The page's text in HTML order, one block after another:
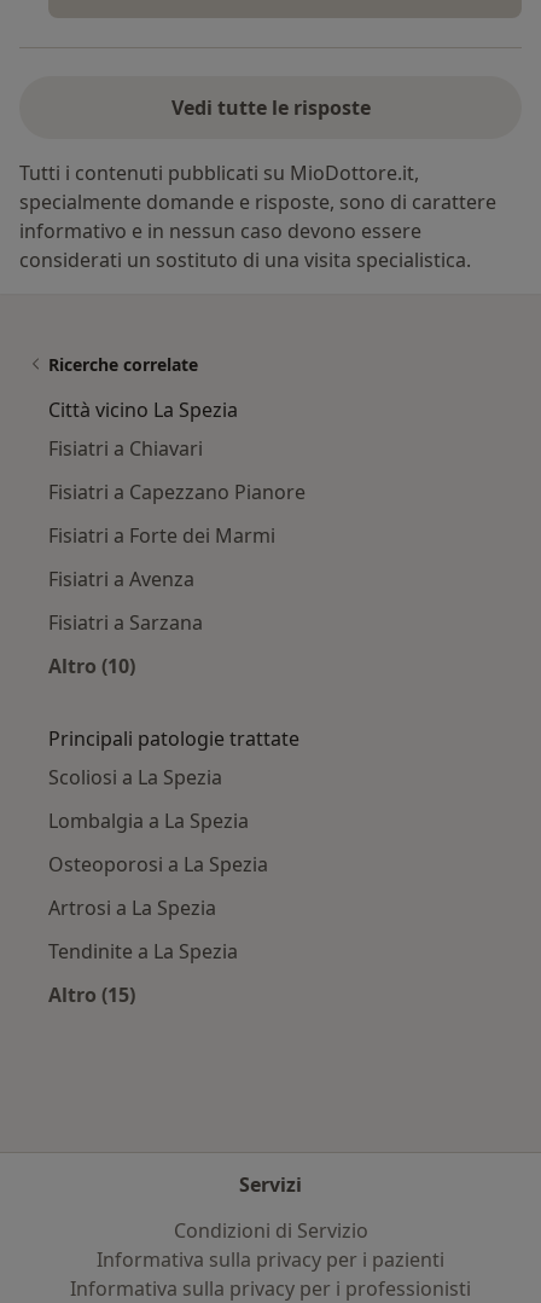
Vedi tutte le risposte
Tutti i contenuti pubblicati su MioDottore.it,
specialmente domande e risposte, sono di carattere
informativo e in nessun caso devono essere
considerati un sostituto di una visita specialistica.
Ricerche correlate
Città vicino La Spezia
Fisiatri a Chiavari
Fisiatri a Capezzano Pianore
Fisiatri a Forte dei Marmi
Fisiatri a Avenza
Fisiatri a Sarzana
Altro (10)
Principali patologie trattate
Scoliosi a La Spezia
Lombalgia a La Spezia
Osteoporosi a La Spezia
Artrosi a La Spezia
Tendinite a La Spezia
Altro (15)
Servizi
Condizioni di Servizio
Informativa sulla privacy per i pazienti
Informativa sulla privacy per i professionisti